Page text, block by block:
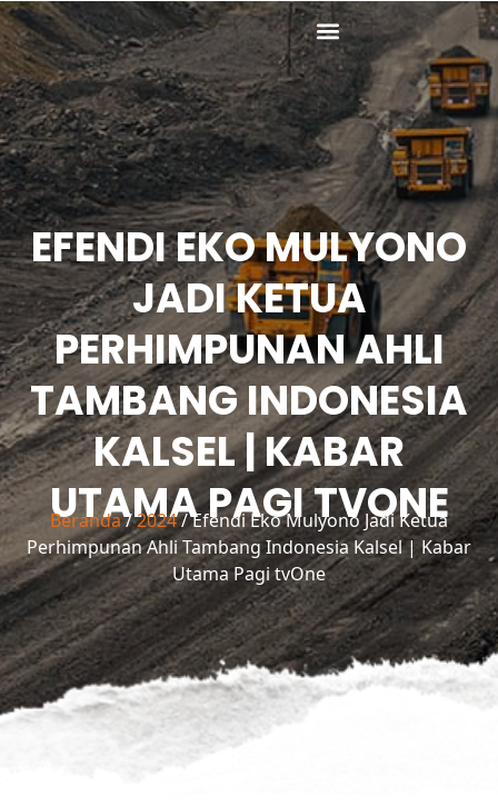
Lewati
ke
konten
EFENDI EKO MULYONO
JADI KETUA
PERHIMPUNAN AHLI
TAMBANG INDONESIA
KALSEL | KABAR
UTAMA PAGI TVONE
Beranda/2024/ Efendi Eko Mulyono Jadi Ketua
Perhimpunan Ahli Tambang Indonesia Kalsel | Kabar
Utama Pagi tvOne